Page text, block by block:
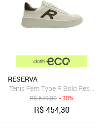
RESERVA
Tenis Fem Type R Bold Reserva
R$649,00 - 30%
R$454,30